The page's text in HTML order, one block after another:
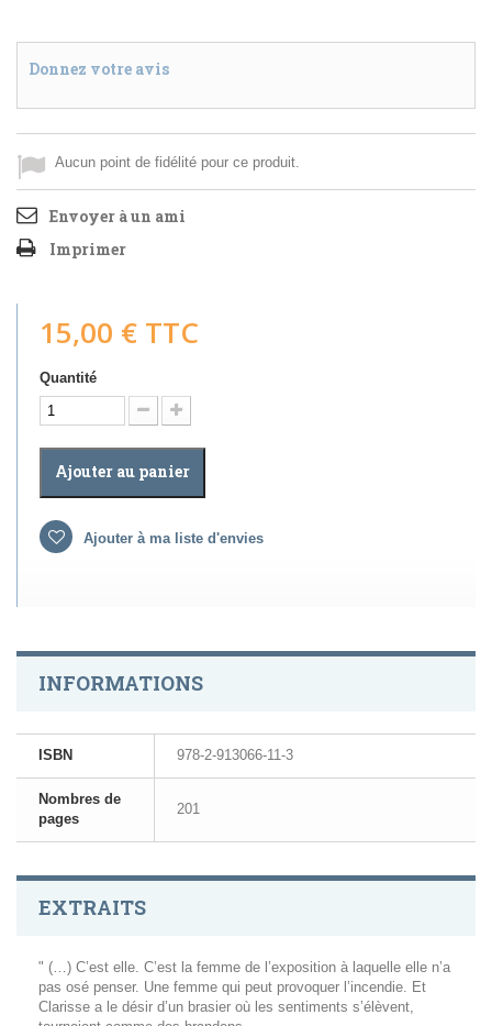
Donnez votre avis
Aucun point de fidélité pour ce produit.
Envoyer à un ami
Imprimer
15,00 € TTC
Quantité
Ajouter au panier
Ajouter à ma liste d'envies
INFORMATIONS
ISBN 978-2-913066-11-3
Nombres de
pages
201
EXTRAITS
" (…) C’est elle. C’est la femme de l’exposition à laquelle elle n’a
pas osé penser. Une femme qui peut provoquer l’incendie. Et
Clarisse a le désir d’un brasier où les sentiments s’élèvent,